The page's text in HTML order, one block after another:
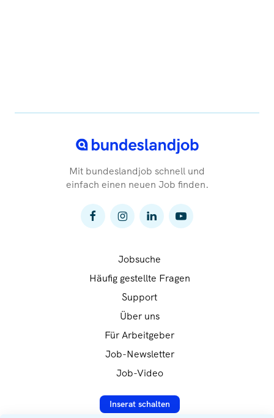
Mit bundeslandjob schnell und
einfach einen neuen Job finden.
Jobsuche
Häufig gestellte Fragen
Support
Über uns
Für Arbeitgeber
Job-Newsletter
Job-Video
Inserat schalten